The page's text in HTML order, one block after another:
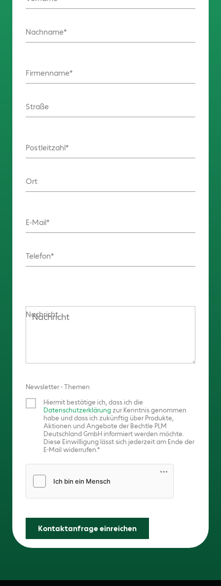
Nachname
Firmenname
Straße
Postleitzahl
Ort
E-Mail
Telefon
Nachricht
Newsletter - Themen
Hiermit bestätige ich, dass ich die
Datenschutzerklärungzur Kenntnis genommen
habe und dass ich zukünftig über Produkte,
Aktionen und Angebote der Bechtle PLM
Deutschland GmbH informiert werden möchte.
Diese Einwilligung lässt sich jederzeit am Ende der
E-Mail widerrufen.
Kontaktanfrage einreichen